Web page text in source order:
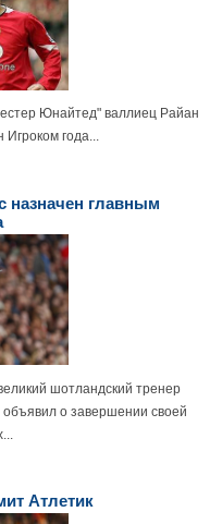
Юнайтед" валлиец Райан
Игроком года...
назначен главным
шотландский тренер
о завершении своей
Атлетик